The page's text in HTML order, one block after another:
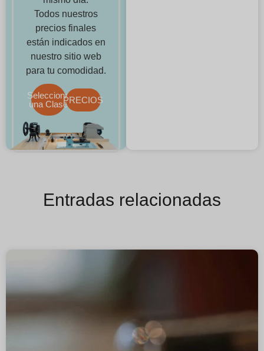
Todos nuestros
precios finales
están indicados en
nuestro sitio web
para tu comodidad.
Selecciona
una ClasePRECIOS
Entradas relacionadas